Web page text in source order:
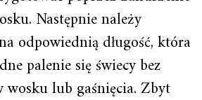
Następnie należy
odpowiednią długość, która
palenie się świecy bez
wosku lub gaśnięcia. Zbyt